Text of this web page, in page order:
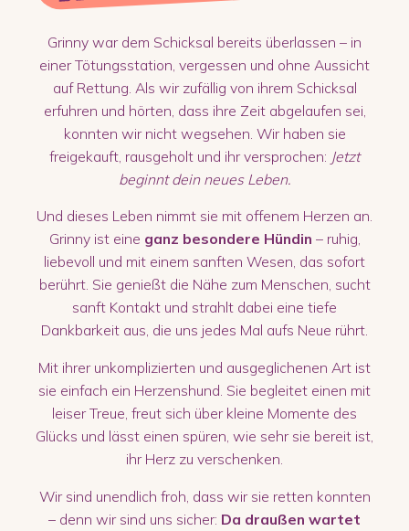
Grinny war dem Schicksal bereits überlassen – in
einer Tötungsstation, vergessen und ohne Aussicht
auf Rettung. Als wir zufällig von ihrem Schicksal
erfuhren und hörten, dass ihre Zeit abgelaufen sei,
konnten wir nicht wegsehen. Wir haben sie
freigekauft, rausgeholt und ihr versprochen: Jetzt
beginnt dein neues Leben.
Und dieses Leben nimmt sie mit offenem Herzen an.
Grinny ist eine ganz besondere Hündin – ruhig,
liebevoll und mit einem sanften Wesen, das sofort
berührt. Sie genießt die Nähe zum Menschen, sucht
sanft Kontakt und strahlt dabei eine tiefe
Dankbarkeit aus, die uns jedes Mal aufs Neue rührt.
Mit ihrer unkomplizierten und ausgeglichenen Art ist
sie einfach ein Herzenshund. Sie begleitet einen mit
leiser Treue, freut sich über kleine Momente des
Glücks und lässt einen spüren, wie sehr sie bereit ist,
ihr Herz zu verschenken.
Wir sind unendlich froh, dass wir sie retten konnten
– denn wir sind uns sicher: Da draußen wartet